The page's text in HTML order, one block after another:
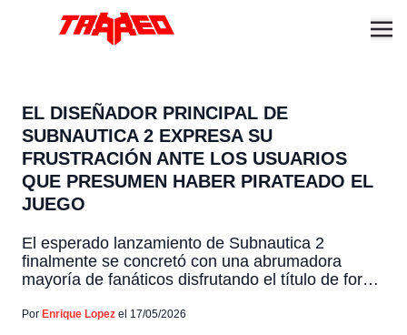
EL DISEÑADOR PRINCIPAL DE
SUBNAUTICA 2 EXPRESA SU
FRUSTRACIÓN ANTE LOS USUARIOS
QUE PRESUMEN HABER PIRATEADO EL
JUEGO
El esperado lanzamiento de Subnautica 2
finalmente se concretó con una abrumadora
mayoría de fanáticos disfrutando el título de forma
navegar por las aguas de la piratería, una
Por Enrique Lopez el 17/05/2026